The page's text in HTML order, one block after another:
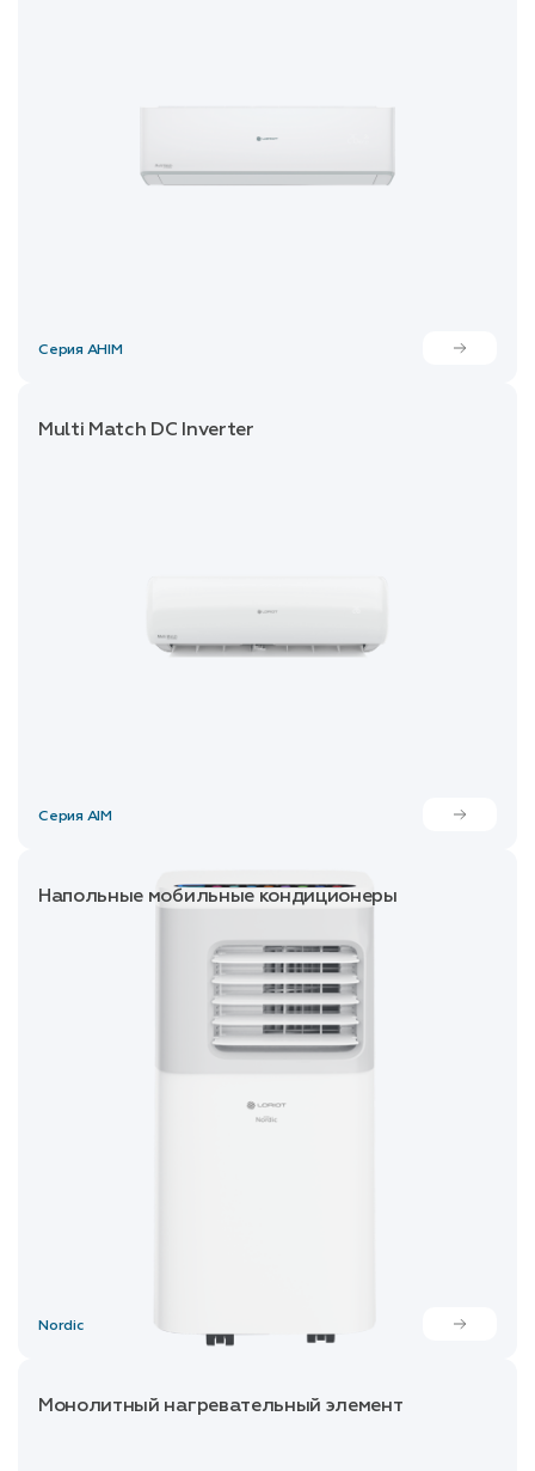
Серия AHIM
Multi Match DC Inverter
Серия AIM
Напольные мобильные кондиционеры
Nordic
Монолитный нагревательный элемент